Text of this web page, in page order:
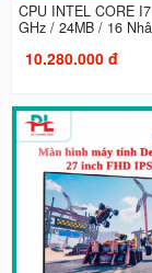
CPU INTEL CORE
GHz / 24MB / 16
10.280.000 đ